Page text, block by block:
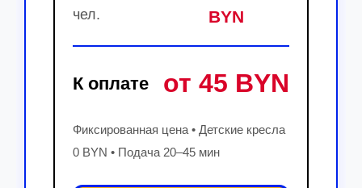
чел.
BYN
К оплате от 45 BYN
Фиксированная цена • Детские кресла
0 BYN • Подача 20–45 мин